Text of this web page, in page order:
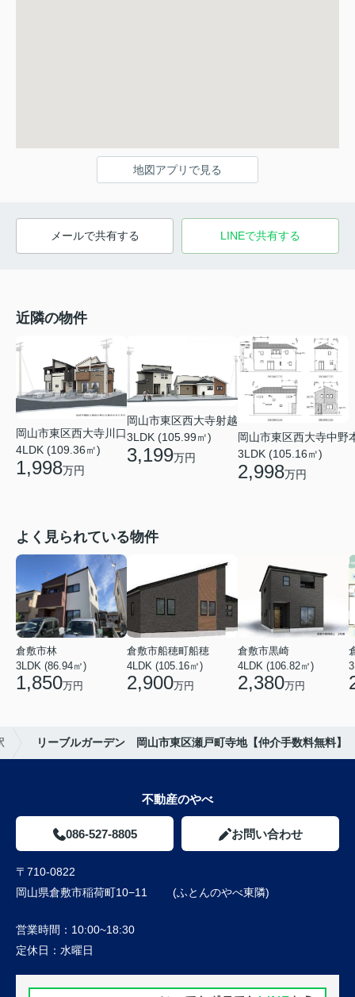
地図アプリで見る
メールで共有する LINEで共有する
近隣の物件
岡山市東区西大寺川口
4LDK (109.36㎡)
1,998万円
岡山市東区西大寺射越
3LDK (105.99㎡)
3,199万円
岡山市東区西大寺中野
3LDK (105.16㎡)
2,998万円
よく見られている物件
倉敷市林
3LDK (86.94㎡)
1,850万円
倉敷市船穂町船穂
4LDK (105.16㎡)
2,900万円
倉敷市黒崎
4LDK (106.82㎡)
2,380万円
リーブルガーデン 岡山市東区瀬戸町寺地【仲介手数料無料】
不動産のやべ
086-527-8805 お問い合わせ
〒710-0822
岡山県倉敷市稲荷町10−11 (ふとんのやべ東隣)
営業時間： 10:00~18:30
定休日： 水曜日